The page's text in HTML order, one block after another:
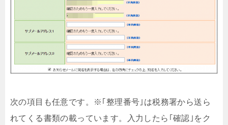
次の項目も任意です。※｢整理番号｣は税務署から送ら
れてくる書類の載っています。入力したら｢確認｣をク